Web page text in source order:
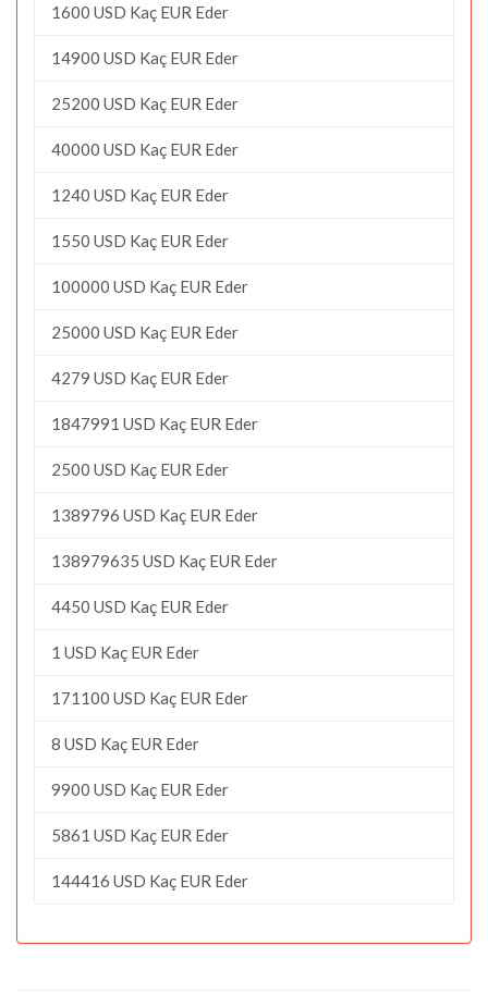
1600 USD Kaç EUR Eder
14900 USD Kaç EUR Eder
25200 USD Kaç EUR Eder
40000 USD Kaç EUR Eder
1240 USD Kaç EUR Eder
1550 USD Kaç EUR Eder
100000 USD Kaç EUR Eder
25000 USD Kaç EUR Eder
4279 USD Kaç EUR Eder
1847991 USD Kaç EUR Eder
2500 USD Kaç EUR Eder
1389796 USD Kaç EUR Eder
138979635 USD Kaç EUR Eder
4450 USD Kaç EUR Eder
1 USD Kaç EUR Eder
171100 USD Kaç EUR Eder
8 USD Kaç EUR Eder
9900 USD Kaç EUR Eder
5861 USD Kaç EUR Eder
144416 USD Kaç EUR Eder